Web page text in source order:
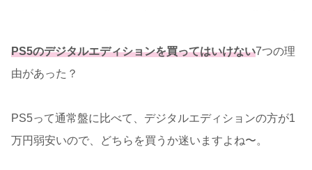
PS5のデジタルエディションを買ってはいけない7つの理
由があった？
PS5って通常盤に比べて、デジタルエディションの方が1
万円弱安いので、どちらを買うか迷いますよね〜。